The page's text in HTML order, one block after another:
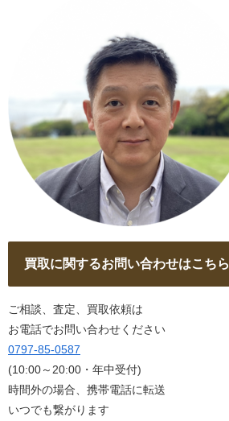
買取に関するお問い合わせはこちら
ご相談、査定、買取依頼は
お電話でお問い合わせください
0797-85-0587
(10:00～20:00・年中受付)
時間外の場合、携帯電話に転送
いつでも繋がります